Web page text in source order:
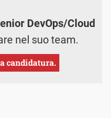
DevOps/Cloud
nel suo team.
candidatura.